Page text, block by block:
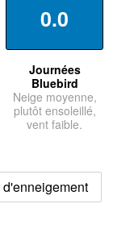
0.0
Journées
Bluebird
Neige moyenne,
plutôt ensoleillé,
vent faible.